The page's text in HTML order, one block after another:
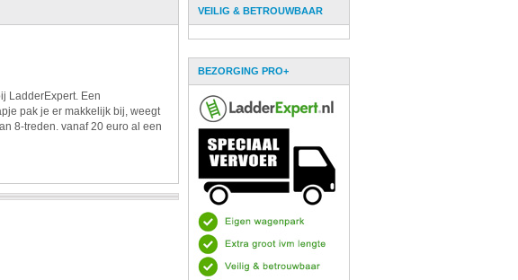
LadderExpert. Een
pak je er makkelijk bij, weegt
8-treden. vanaf 20 euro al een
VEILIG & BETROUWBAAR
BEZORGING PRO+